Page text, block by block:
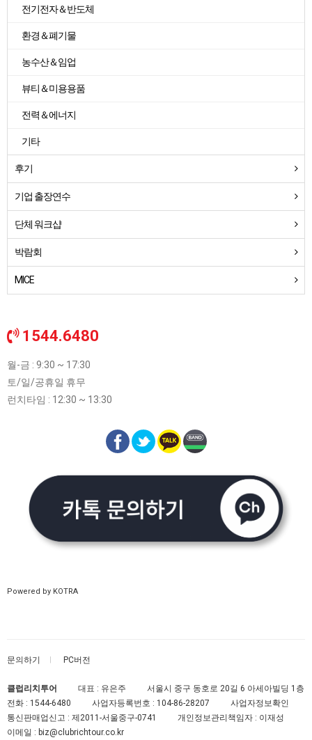
전기전자＆반도체
환경＆폐기물
농수산＆임업
뷰티＆미용용품
전력＆에너지
기타
후기
기업 출장연수
단체 워크샵
박람회
MICE
1544.6480
월-금 : 9:30 ~ 17:30
토/일/공휴일 휴무
런치타임 : 12:30 ~ 13:30
Powered by KOTRA
문의하기 PC버전
클럽리치투어 대표 : 유은주
서울시 중구 동호로 20길 6 아세아빌딩 1층
전화 : 1544-6480 사업자등록번호 : 104-86-28207
사업자정보확인
통신판매업신고 : 제2011-서울중구-0741
개인정보관리책임자 : 이재성
이메일 : biz@clubrichtour.co.kr